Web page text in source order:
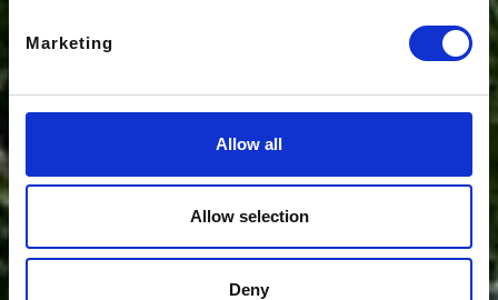
Marketing
Allow all
Allow selection
Deny